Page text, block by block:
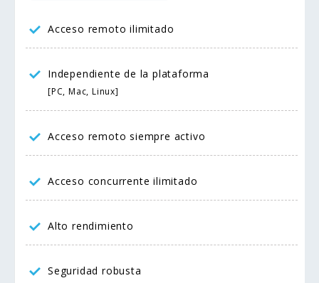
Acceso remoto ilimitado
Independiente de la plataforma
[PC, Mac, Linux]
Acceso remoto siempre activo
Acceso concurrente ilimitado
Alto rendimiento
Seguridad robusta